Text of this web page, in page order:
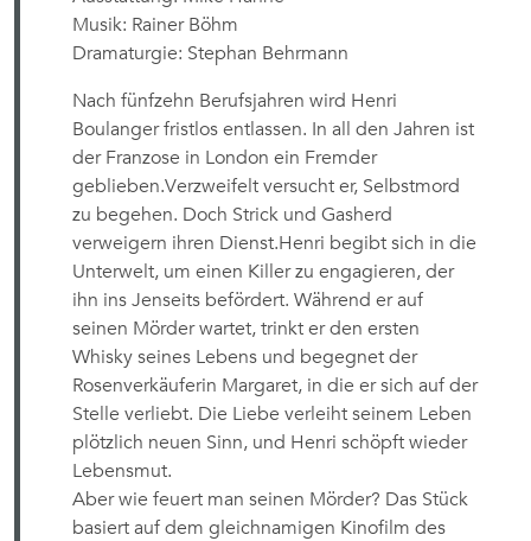
Musik: Rainer Böhm
Dramaturgie: Stephan Behrmann
Nach fünfzehn Berufsjahren wird Henri
Boulanger fristlos entlassen. In all den Jahren ist
der Franzose in London ein Fremder
geblieben.Verzweifelt versucht er, Selbstmord
zu begehen. Doch Strick und Gasherd
verweigern ihren Dienst.Henri begibt sich in die
Unterwelt, um einen Killer zu engagieren, der
ihn ins Jenseits befördert. Während er auf
seinen Mörder wartet, trinkt er den ersten
Whisky seines Lebens und begegnet der
Rosenverkäuferin Margaret, in die er sich auf der
Stelle verliebt. Die Liebe verleiht seinem Leben
plötzlich neuen Sinn, und Henri schöpft wieder
Lebensmut.
Aber wie feuert man seinen Mörder? Das Stück
basiert auf dem gleichnamigen Kinofilm des